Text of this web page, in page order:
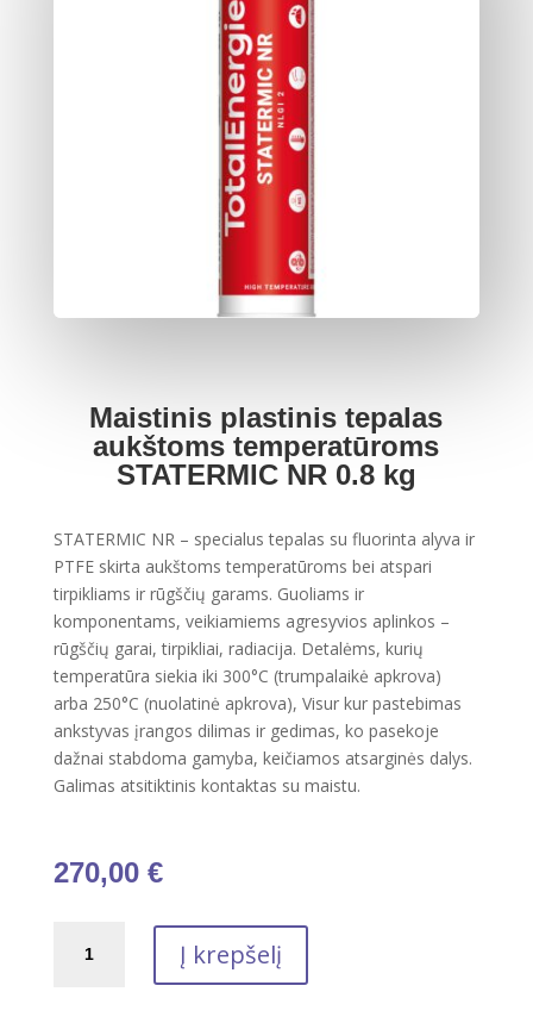
Maistinis plastinis tepalas
aukštoms temperatūroms
STATERMIC NR 0.8 kg
STATERMIC NR – specialus tepalas su fluorinta alyva ir
PTFE skirta aukštoms temperatūroms bei atspari
tirpikliams ir rūgščių garams. Guoliams ir
komponentams, veikiamiems agresyvios aplinkos –
rūgščių garai, tirpikliai, radiacija. Detalėms, kurių
temperatūra siekia iki 300°C (trumpalaikė apkrova)
arba 250°C (nuolatinė apkrova), Visur kur pastebimas
ankstyvas įrangos dilimas ir gedimas, ko pasekoje
dažnai stabdoma gamyba, keičiamos atsarginės dalys.
Galimas atsitiktinis kontaktas su maistu.
270,00 €
kiekis:
Į krepšelį